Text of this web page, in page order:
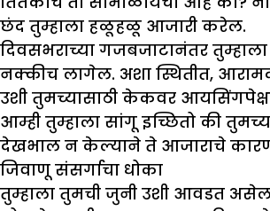
छंद तुम्हाला हळूहळू आजारी करेल.
दिवसभराच्या गजबजाटानंतर
नक्कीच लागेल. अशा स्थितीत,
उशी तुमच्यासाठी केकवर
आम्ही तुम्हाला सांगू इच्छितो की
देखभाल न केल्याने ते आजाराचे
जिवाणू संसर्गाचा धोका
तुम्हाला तुमची जुनी उशी आवडत